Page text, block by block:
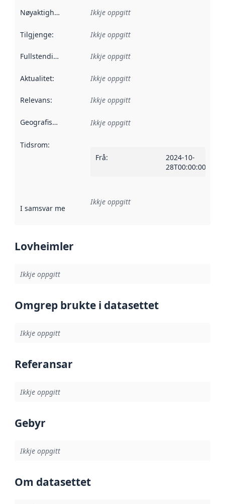
Nøyaktigheit Ikkje oppgitt
Tilgjenge: Ikkje oppgitt
Fullstendigheit Ikkje oppgitt
Aktualitet: Ikkje oppgitt
Relevans: Ikkje oppgitt
Geografisk område Ikkje oppgitt
Tidsrom:
Frå:
2024-10-
28T00:00:00Z
I samsvar med Referanse til ei implementeringsregel eller
Ikkje oppgitt
Lovheimler
Ikkje oppgitt
Omgrep brukte i datasettet
Ikkje oppgitt
Referansar
Ikkje oppgitt
Gebyr
Ikkje oppgitt
Om datasettet